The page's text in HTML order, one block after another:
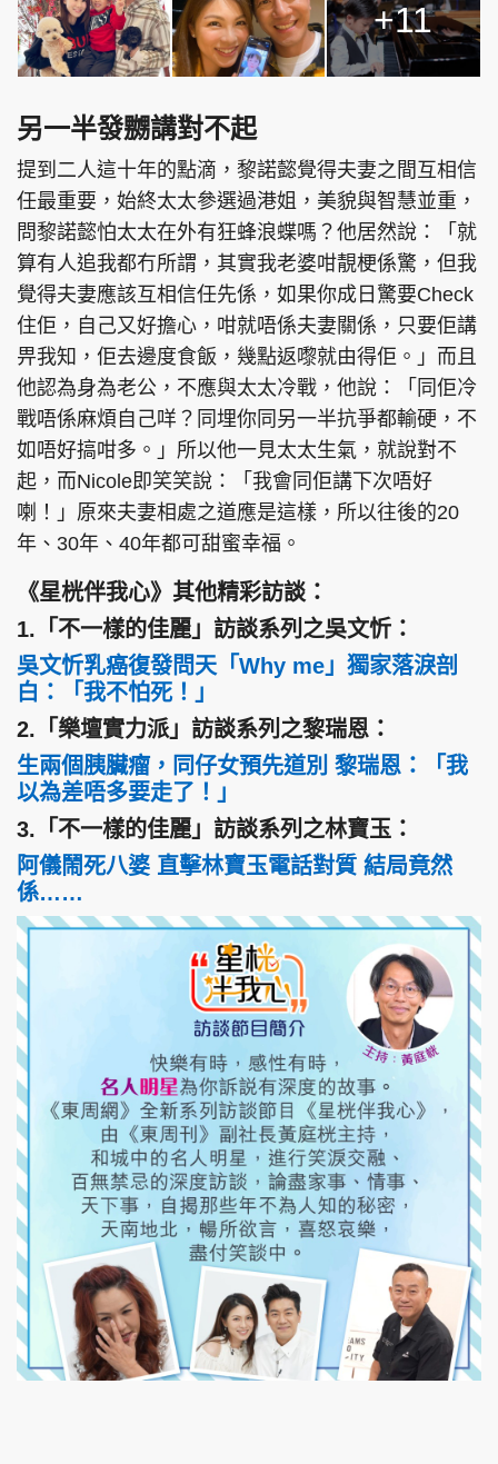
+11
另一半發嬲講對不起
提到二人這十年的點滴，黎諾懿覺得夫妻之間互相信
任最重要，始終太太參選過港姐，美貌與智慧並重，
問黎諾懿怕太太在外有狂蜂浪蝶嗎？他居然說：「就
算有人追我都冇所謂，其實我老婆咁靚梗係驚，但我
覺得夫妻應該互相信任先係，如果你成日驚要Check
住佢，自己又好擔心，咁就唔係夫妻關係，只要佢講
畀我知，佢去邊度食飯，幾點返嚟就由得佢。」而且
他認為身為老公，不應與太太冷戰，他說：「同佢冷
戰唔係麻煩自己咩？同埋你同另一半抗爭都輸硬，不
如唔好搞咁多。」所以他一見太太生氣，就說對不
起，而Nicole即笑笑說：「我會同佢講下次唔好
喇！」原來夫妻相處之道應是這樣，所以往後的20
年、30年、40年都可甜蜜幸福。
《星桄伴我心》其他精彩訪談：
1.「不一樣的佳麗」訪談系列之吳文忻：
吳文忻乳癌復發問天「Why me」獨家落淚剖
白：「我不怕死！」
2.「樂壇實力派」訪談系列之黎瑞恩：
生兩個胰臟瘤，同仔女預先道別 黎瑞恩：「我
以為差唔多要走了！」
3.「不一樣的佳麗」訪談系列之林寶玉：
阿儀鬧死八婆 直擊林寶玉電話對質 結局竟然
係……